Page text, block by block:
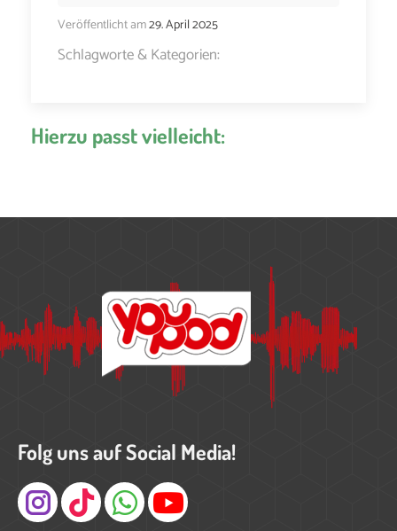
Veröffentlicht am29. April 2025
Schlagworte & Kategorien:
Hierzu passt vielleicht:
Folg uns auf Social Media!
Instagram